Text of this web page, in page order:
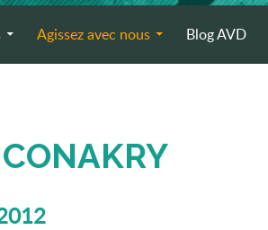
Agissez avec nous Blog AVD